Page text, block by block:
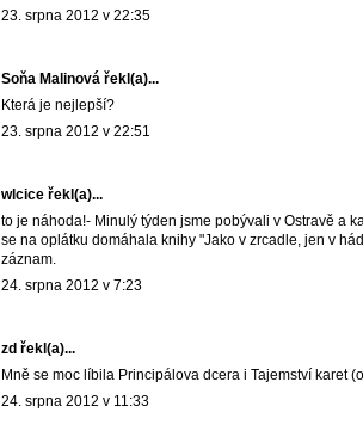
23. srpna 2012 v 22:35
Soňa Malinová řekl(a)...
Která je nejlepší?
23. srpna 2012 v 22:51
wlcice řekl(a)...
to je náhoda!- Minulý týden jsme pobývali v Ostravě a
se na oplátku domáhala knihy "Jako v zrcadle, jen v
záznam.
24. srpna 2012 v 7:23
zd řekl(a)...
Mně se moc líbila Principálova dcera i Tajemství karet
24. srpna 2012 v 11:33